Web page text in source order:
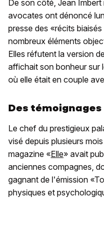
De son côté, Jean
avocates ont dénoncé
presse des «récits
nombreux éléments
Elles réfutent la version
affichait son bonheur sur
où elle était en couple
Des
Le chef du prestigieux
visé depuis plusieurs
magazine «Elle» avait
anciennes compagnes,
gagnant de l'émission
physiques et